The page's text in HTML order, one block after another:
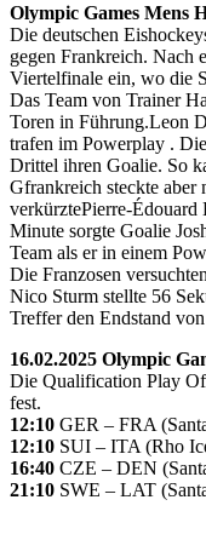
Olympic Games Mens
Die deutschen
gegen Frankreich. Nach
Viertelfinale ein, wo die
Das Team von Trainer
Toren in Führung.Leon
trafen im Powerplay .
Drittel ihren Goalie. So
Gfrankreich steckte
verkürztePierre-Édouard
Minute sorgte Goalie
Team als er in einem
Die Franzosen
Nico Sturm stellte 56
Treffer den Endstand
16.02.2025 Olympic
Die Qualification Play
fest.
12:10 GER – FRA
12:10 SUI – ITA (Rho
16:40 CZE – DEN
21:10 SWE – LAT